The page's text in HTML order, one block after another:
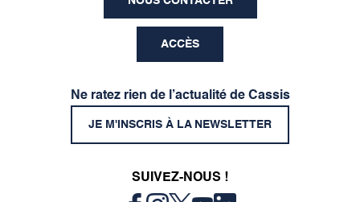
ACCÈS
Ne ratez rien de l’actualité de Cassis
JE M'INSCRIS À LA NEWSLETTER
SUIVEZ-NOUS !